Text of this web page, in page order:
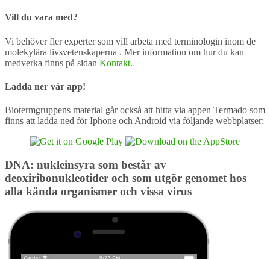
Vill du vara med?
Vi behöver fler experter som vill arbeta med terminologin inom de
molekylära livsvetenskaperna . Mer information om hur du kan
medverka finns på sidan Kontakt.
Ladda ner vår app!
Biotermgruppens material går också att hitta via appen Termado som
finns att ladda ned för Iphone och Android via följande webbplatser:
DNA: nukleinsyra som består av
deoxiribonukleotider och som utgör genomet hos
alla kända organismer och vissa virus